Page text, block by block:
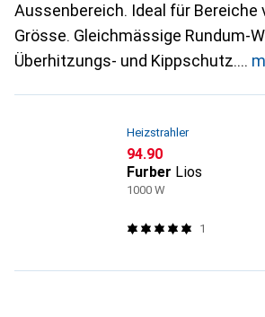
Aussenbereich. Ideal für Bereiche
Grösse. Gleichmässige Rundum-
Überhitzungs- und Kippschutz.
Heizstrahler
CHF
94.90
Furber Lios
1000 W
1